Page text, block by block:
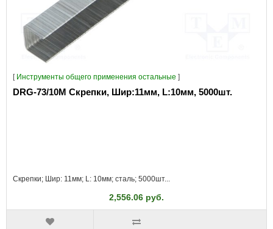
[ Инструменты общего применения остальные ]
DRG-73/10M Скрепки, Шир:11мм, L:10мм, 5000шт.
Скрепки; Шир: 11мм; L: 10мм; сталь; 5000шт...
2,556.06 руб.